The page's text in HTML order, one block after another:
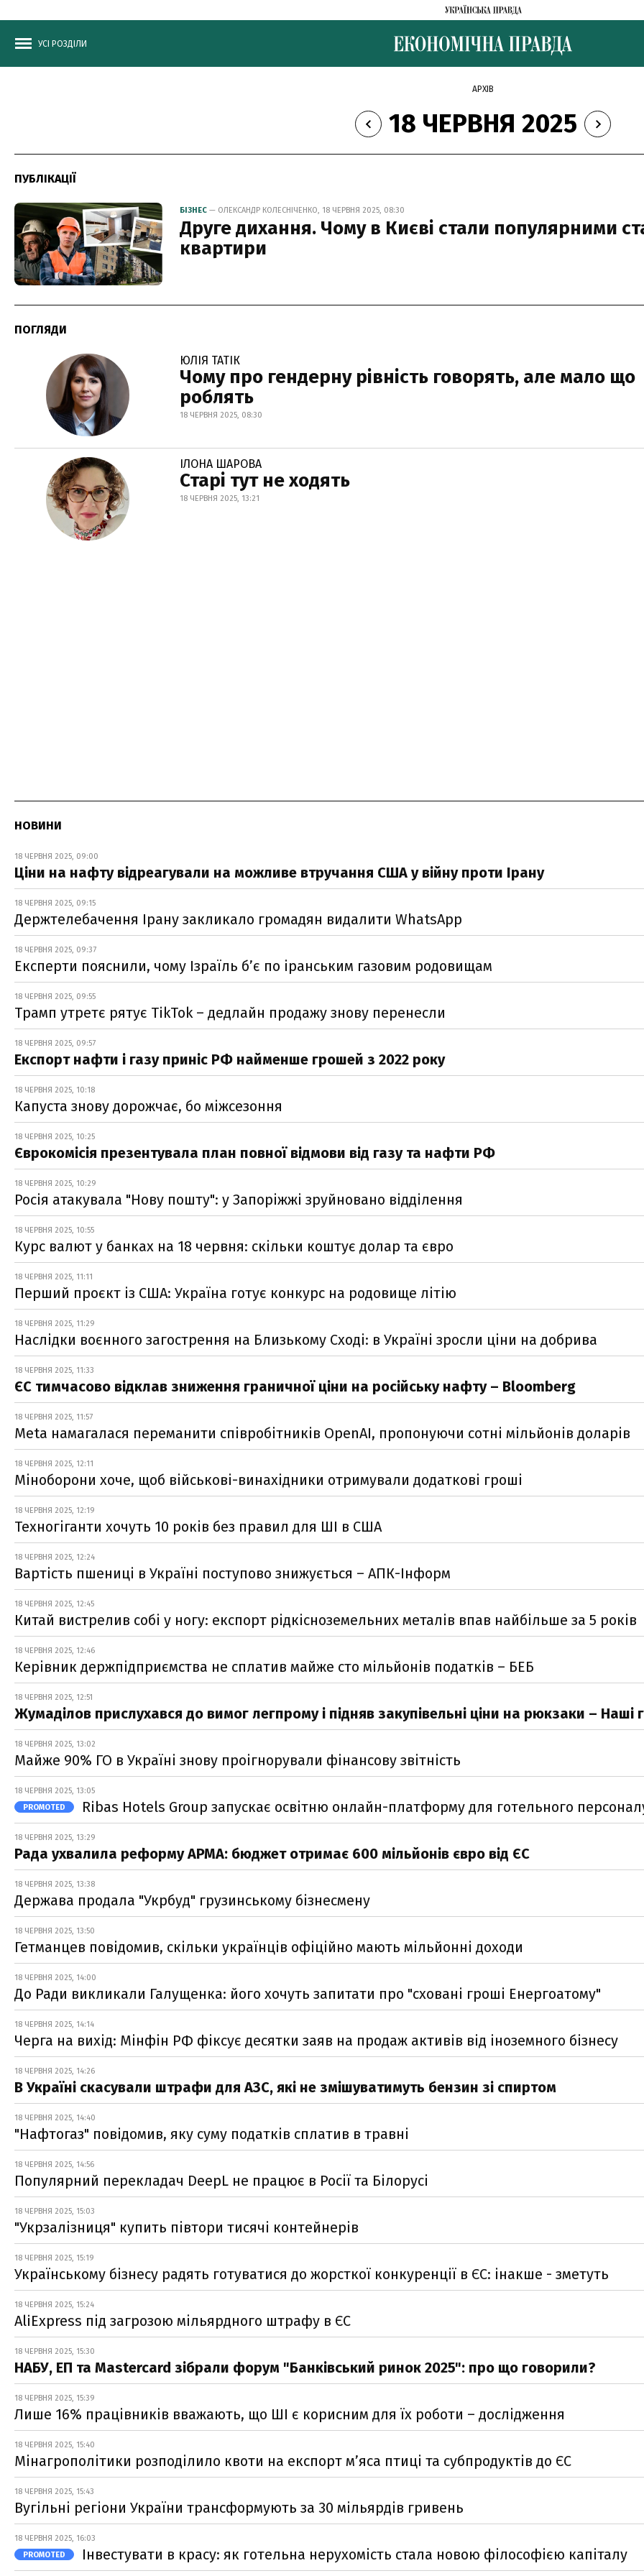
УСІ РОЗДІЛИ
АРХІВ
18 ЧЕРВНЯ 2025
ПУБЛІКАЦІЇ
БІЗНЕС — ОЛЕКСАНДР КОЛЕСНІЧЕНКО, 18 ЧЕРВНЯ 2025, 08:30
Друге дихання. Чому в Києві стали популярними
квартири
ПОГЛЯДИ
ЮЛІЯ ТАТІК
Чому про гендерну рівність говорять, але мало що
роблять
18 ЧЕРВНЯ 2025, 08:30
ІЛОНА ШАРОВА
Старі тут не ходять
18 ЧЕРВНЯ 2025, 13:21
НОВИНИ
18 ЧЕРВНЯ 2025, 09:00
Ціни на нафту відреагували на можливе втручання США у війну проти Ірану
18 ЧЕРВНЯ 2025, 09:15
Держтелебачення Ірану закликало громадян видалити WhatsApp
18 ЧЕРВНЯ 2025, 09:37
Експерти пояснили, чому Ізраїль б’є по іранським газовим родовищам
18 ЧЕРВНЯ 2025, 09:55
Трамп утретє рятує TikTok – дедлайн продажу знову перенесли
18 ЧЕРВНЯ 2025, 09:57
Експорт нафти і газу приніс РФ найменше грошей з 2022 року
18 ЧЕРВНЯ 2025, 10:18
Капуста знову дорожчає, бо міжсезоння
18 ЧЕРВНЯ 2025, 10:25
Єврокомісія презентувала план повної відмови від газу та нафти РФ
18 ЧЕРВНЯ 2025, 10:29
Росія атакувала "Нову пошту": у Запоріжжі зруйновано відділення
18 ЧЕРВНЯ 2025, 10:55
Курс валют у банках на 18 червня: скільки коштує долар та євро
18 ЧЕРВНЯ 2025, 11:11
Перший проєкт із США: Україна готує конкурс на родовище літію
18 ЧЕРВНЯ 2025, 11:29
Наслідки воєнного загострення на Близькому Сході: в Україні зросли ціни на добрива
18 ЧЕРВНЯ 2025, 11:33
ЄС тимчасово відклав зниження граничної ціни на російську нафту – Bloomberg
18 ЧЕРВНЯ 2025, 11:57
Meta намагалася переманити співробітників OpenAI, пропонуючи сотні мільйонів доларів
18 ЧЕРВНЯ 2025, 12:11
Міноборони хоче, щоб військові-винахідники отримували додаткові гроші
18 ЧЕРВНЯ 2025, 12:19
Техногіганти хочуть 10 років без правил для ШІ в США
18 ЧЕРВНЯ 2025, 12:24
Вартість пшениці в Україні поступово знижується – АПК-Інформ
18 ЧЕРВНЯ 2025, 12:45
Китай вистрелив собі у ногу: експорт рідкісноземельних металів впав найбільше за 5 років
18 ЧЕРВНЯ 2025, 12:46
Керівник держпідприємства не сплатив майже сто мільйонів податків – БЕБ
18 ЧЕРВНЯ 2025, 12:51
Жумаділов прислухався до вимог легпрому і підняв закупівельні ціни на рюкзаки – Наші
18 ЧЕРВНЯ 2025, 13:02
Майже 90% ГО в Україні знову проігнорували фінансову звітність
18 ЧЕРВНЯ 2025, 13:05
PROMOTED
Ribas Hotels Group запускає освітню онлайн-платформу для готельного
18 ЧЕРВНЯ 2025, 13:29
Рада ухвалила реформу АРМА: бюджет отримає 600 мільйонів євро від ЄС
18 ЧЕРВНЯ 2025, 13:38
Держава продала "Укрбуд" грузинському бізнесмену
18 ЧЕРВНЯ 2025, 13:50
Гетманцев повідомив, скільки українців офіційно мають мільйонні доходи
18 ЧЕРВНЯ 2025, 14:00
До Ради викликали Галущенка: його хочуть запитати про "сховані гроші Енергоатому"
18 ЧЕРВНЯ 2025, 14:14
Черга на вихід: Мінфін РФ фіксує десятки заяв на продаж активів від іноземного бізнесу
18 ЧЕРВНЯ 2025, 14:26
В Україні скасували штрафи для АЗС, які не змішуватимуть бензин зі спиртом
18 ЧЕРВНЯ 2025, 14:40
"Нафтогаз" повідомив, яку суму податків сплатив в травні
18 ЧЕРВНЯ 2025, 14:56
Популярний перекладач DeepL не працює в Росії та Білорусі
18 ЧЕРВНЯ 2025, 15:03
"Укрзалізниця" купить півтори тисячі контейнерів
18 ЧЕРВНЯ 2025, 15:19
Українському бізнесу радять готуватися до жорсткої конкуренції в ЄС: інакше - зметуть
18 ЧЕРВНЯ 2025, 15:24
AliExpress під загрозою мільярдного штрафу в ЄС
18 ЧЕРВНЯ 2025, 15:30
НАБУ, ЕП та Mastercard зібрали форум "Банківський ринок 2025": про що говорили?
18 ЧЕРВНЯ 2025, 15:39
Лише 16% працівників вважають, що ШІ є корисним для їх роботи – дослідження
18 ЧЕРВНЯ 2025, 15:40
Мінагрополітики розподілило квоти на експорт м’яса птиці та субпродуктів до ЄС
18 ЧЕРВНЯ 2025, 15:43
Вугільні регіони України трансформують за 30 мільярдів гривень
18 ЧЕРВНЯ 2025, 16:03
PROMOTED
Інвестувати в красу: як готельна нерухомість стала новою філософією капіталу